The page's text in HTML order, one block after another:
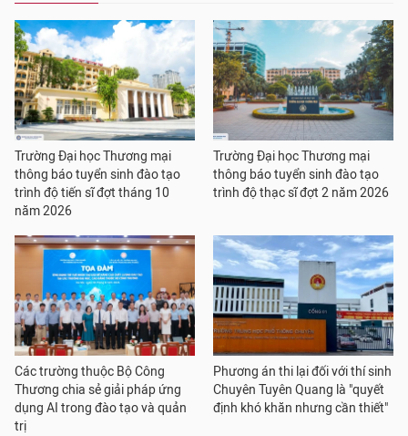
Trường Đại học Thương mại
thông báo tuyển sinh đào tạo
trình độ tiến sĩ đợt tháng 10
năm 2026
Trường Đại học Thương mại
thông báo tuyển sinh đào tạo
trình độ thạc sĩ đợt 2 năm 2026
Các trường thuộc Bộ Công
Thương chia sẻ giải pháp ứng
dụng AI trong đào tạo và quản
trị
Phương án thi lại đối với thí sinh
Chuyên Tuyên Quang là "quyết
định khó khăn nhưng cần thiết"